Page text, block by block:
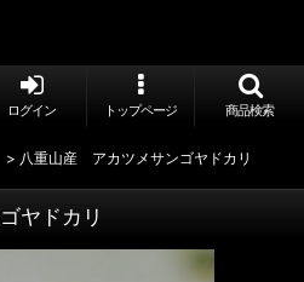
ログイン トップページ 商品検索
> 八重山産 アカツメサンゴヤドカリ
ヤドカリ